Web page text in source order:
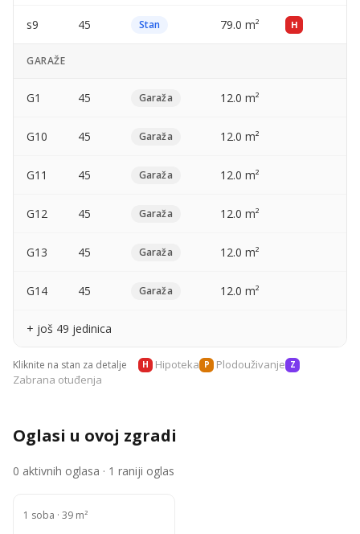
s9 45 Stan 79.0 m² H
GARAŽE
G1 45 Garaža 12.0 m²
G10 45 Garaža 12.0 m²
G11 45 Garaža 12.0 m²
G12 45 Garaža 12.0 m²
G13 45 Garaža 12.0 m²
G14 45 Garaža 12.0 m²
+ još 49 jedinica
Kliknite na stan za detalje H Hipoteka P Plodouživanje Z
Zabrana otuđenja
Oglasi u ovoj zgradi
0 aktivnih oglasa · 1 raniji oglas
1 soba · 39 m²